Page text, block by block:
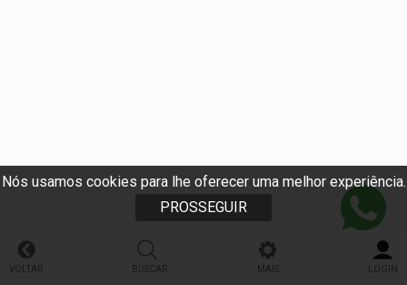
Nós usamos cookies para lhe oferecer uma melhor experiência.
PROSSEGUIR
VOLTAR BUSCAR MAIS LOGIN